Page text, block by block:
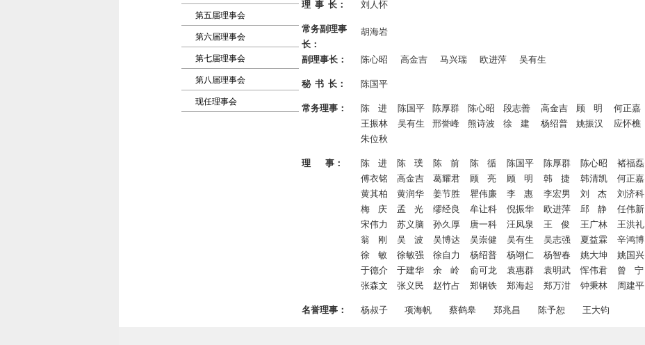
第五届理事会
第六届理事会
第七届理事会
第八届理事会
现任理事会
理 事 长： 刘人怀
常务副理事
长：
胡海岩
副理事长： 陈心昭 高金吉 马兴瑞 欧进萍 吴有生
秘 书 长： 陈国平
常务理事： 陈 进 陈国平 陈厚群 陈心昭 段志善 高金吉 顾 明 何正嘉
王振林
吴有生 邢誉峰 熊诗波 徐 建 杨绍普 姚振汉 应怀樵
朱位秋
理 事： 陈 进 陈 璞 陈 前 陈 循 陈国平 陈厚群 陈心昭 褚福磊
傅衣铭
高金吉 葛耀君 顾 亮 顾 明 韩 捷 韩清凯 何正嘉
黄其柏
黄润华 姜节胜 瞿伟廉 李 惠 李宏男 刘 杰 刘济科
梅 庆
孟 光 缪经良 牟让科 倪振华 欧进萍 邱 静 任伟新
宋伟力
苏义脑 孙久厚 唐一科 汪凤泉 王 俊 王广林 王洪礼
翁 刚
吴 波 吴博达 吴崇健 吴有生 吴志强 夏益霖 辛鸿博
徐 敏
徐敏强 徐自力 杨绍普 杨翊仁 杨智春 姚大坤 姚国兴
于德介
于建华 余 岭 俞可龙 袁惠群 袁明武 恽伟君 曾 宁
张森文
张义民 赵竹占 郑钢铁 郑海起 郑万泔 钟秉林 周建平
名誉理事： 杨叔子 项海帆 蔡鹤皋 郑兆昌 陈予恕 王大钧